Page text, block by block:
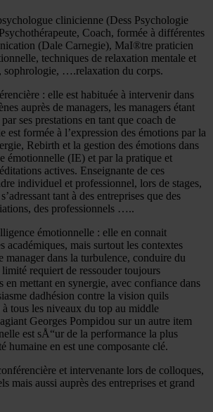
clinicienne (Dess Psychologie
Coach, formée à différentes
(Dale Carnegie), MaI®tre praticien
techniques de relaxation mentale et
sophrologie, ….relaxation du corps.
: elle est habituée à intervenir dans
auprès de managers, les managers étant
ses prestations en tant que coach de
est formée à l’expression des émotions par la
Rebirth et la gestion des émotions dans
émotionnelle (IE) et par la pratique et
actives. Enseignante de ces
individuel et professionnel, lors de stages,
tant à des entreprises que des
des professionnels …..
émotionnelle : elle en connait
académiques, mais surtout les contextes
manager dans la turbulence, conduire du
requiert de ressouder toujours
en mettant en synergie, avec confiance dans
dadhésion contre la vision quils
tous les niveaux du top au middle
Georges Pompidou sur un autre item
est sÅ“ur de la performance la plus
humaine en est une composante clé.
et intervenante lors de colloques,
mais aussi auprès des entreprises et grand